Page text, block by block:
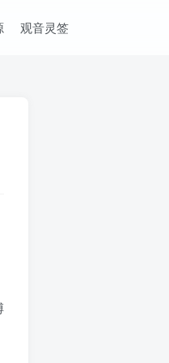
观音灵签